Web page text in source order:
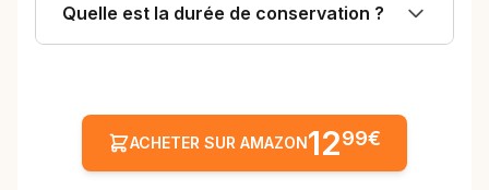
Quelle est la durée de conservation ?
ACHETER SUR AMAZON1299€